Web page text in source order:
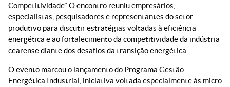
Competitividade”. O encontro reuniu empresários,
especialistas, pesquisadores e representantes do setor
produtivo para discutir estratégias voltadas à eficiência
energética e ao fortalecimento da competitividade da indústria
cearense diante dos desafios da transição energética.
O evento marcou o lançamento do Programa Gestão
Energética Industrial, iniciativa voltada especialmente às micro